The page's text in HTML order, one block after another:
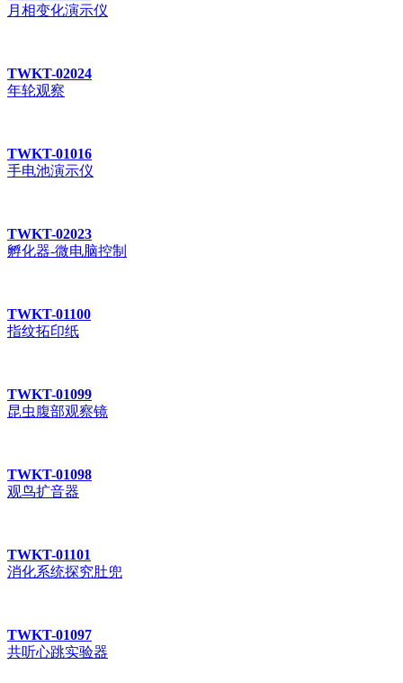
月相变化演示仪
TWKT-02024
年轮观察
TWKT-01016
手电池演示仪
TWKT-02023
孵化器-微电脑控制
TWKT-01100
指纹拓印纸
TWKT-01099
昆虫腹部观察镜
TWKT-01098
观鸟扩音器
TWKT-01101
消化系统探究肚兜
TWKT-01097
共听心跳实验器